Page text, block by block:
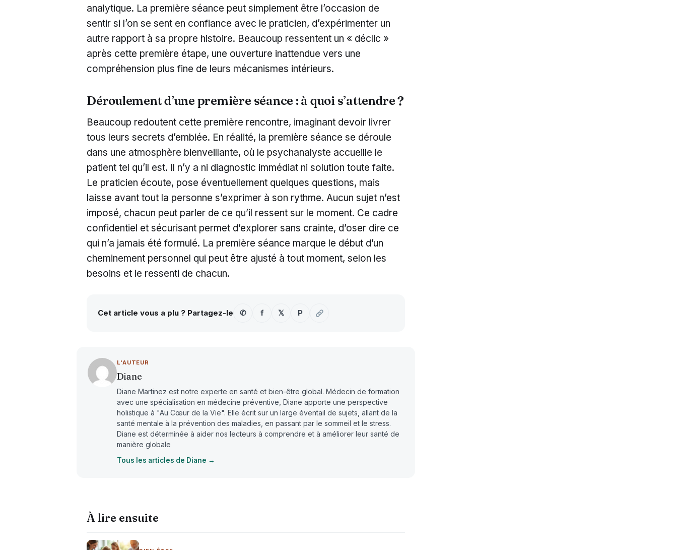
analytique. La première séance peut simplement être l’occasion de
sentir si l’on se sent en confiance avec le praticien, d’expérimenter un
autre rapport à sa propre histoire. Beaucoup ressentent un « déclic »
après cette première étape, une ouverture inattendue vers une
compréhension plus fine de leurs mécanismes intérieurs.
Déroulement d’une première séance : à quoi s’attendre ?
Beaucoup redoutent cette première rencontre, imaginant devoir livrer
tous leurs secrets d’emblée. En réalité, la première séance se déroule
dans une atmosphère bienveillante, où le psychanalyste accueille le
patient tel qu’il est. Il n’y a ni diagnostic immédiat ni solution toute faite.
Le praticien écoute, pose éventuellement quelques questions, mais
laisse avant tout la personne s’exprimer à son rythme. Aucun sujet n’est
imposé, chacun peut parler de ce qu’il ressent sur le moment. Ce cadre
confidentiel et sécurisant permet d’explorer sans crainte, d’oser dire ce
qui n’a jamais été formulé. La première séance marque le début d’un
cheminement personnel qui peut être ajusté à tout moment, selon les
besoins et le ressenti de chacun.
Cet article vous a plu ? Partagez-le ✆ f 𝕏 P
L'AUTEUR
Diane
Diane Martinez est notre experte en santé et bien-être global. Médecin de formation
avec une spécialisation en médecine préventive, Diane apporte une perspective
holistique à "Au Cœur de la Vie". Elle écrit sur un large éventail de sujets, allant de la
santé mentale à la prévention des maladies, en passant par le sommeil et le stress.
Diane est déterminée à aider nos lecteurs à comprendre et à améliorer leur santé de
manière globale
Tous les articles de Diane →
À lire ensuite